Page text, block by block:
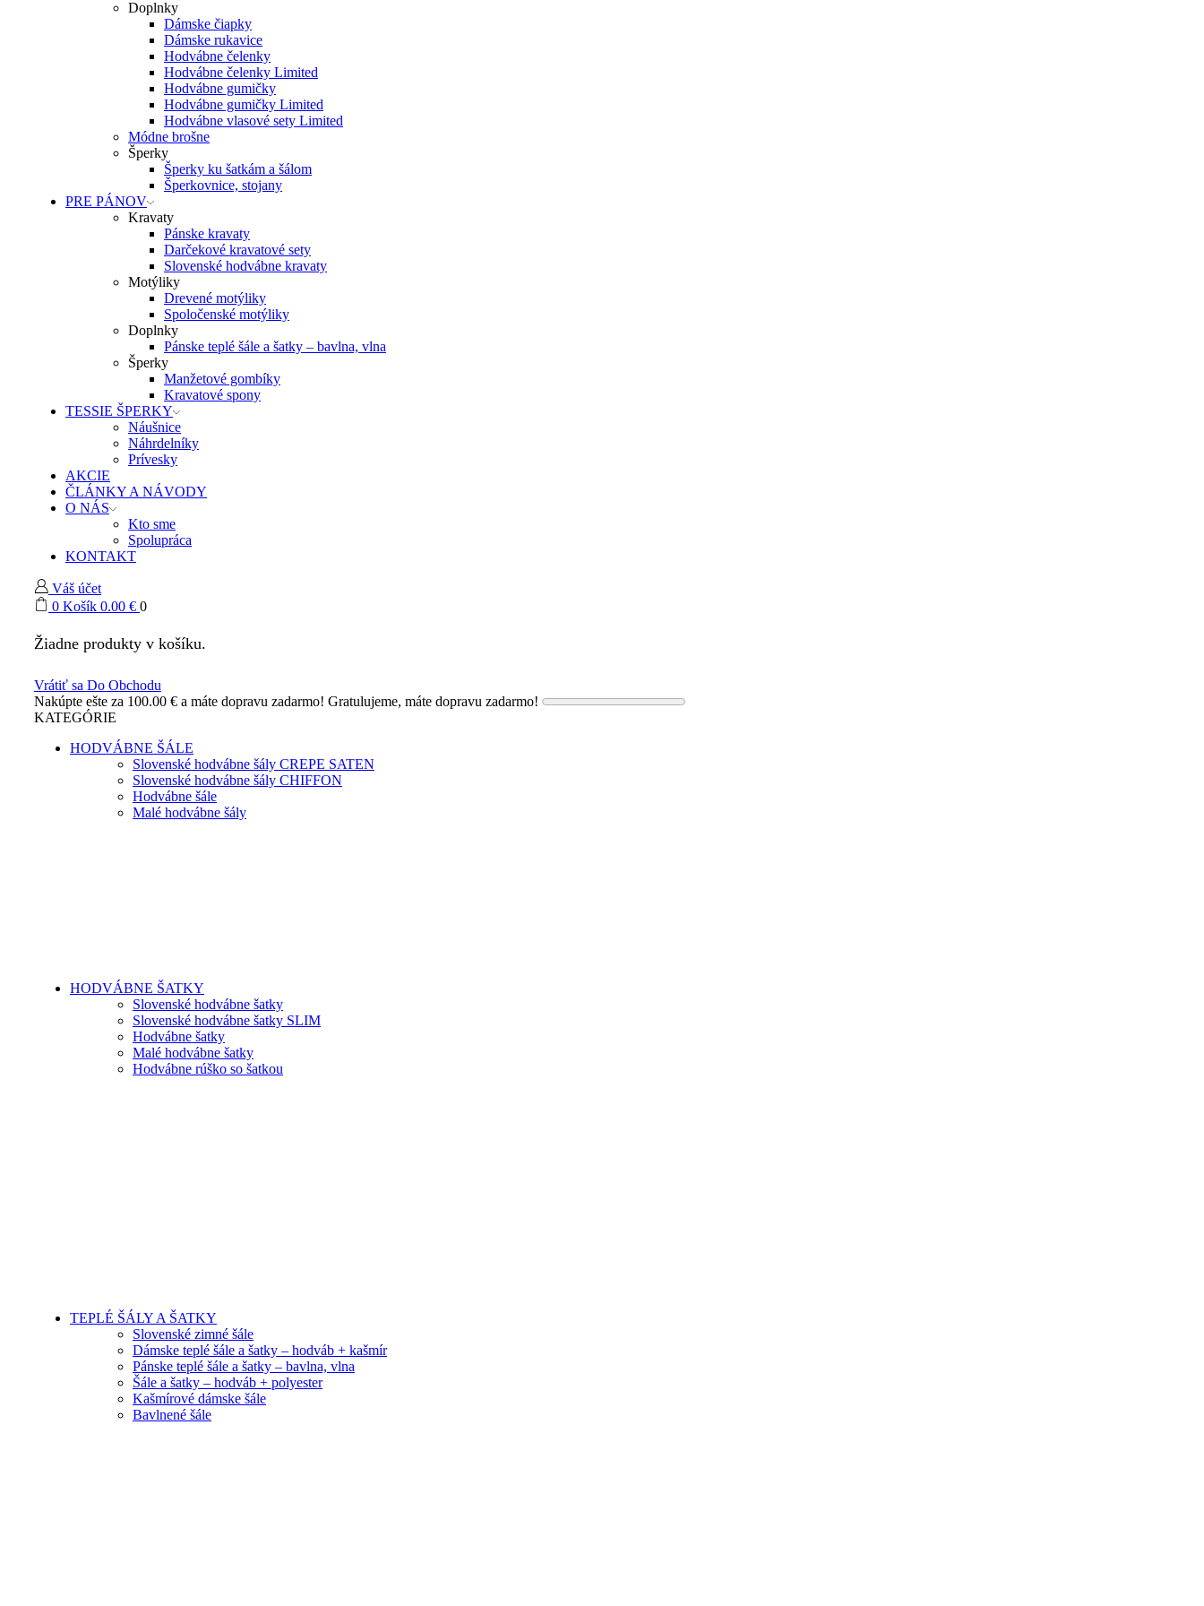
Doplnky
Dámske čiapky
Dámske rukavice
Hodvábne čelenky
Hodvábne čelenky Limited
Hodvábne gumičky
Hodvábne gumičky Limited
Hodvábne vlasové sety Limited
Módne brošne
Šperky
Šperky ku šatkám a šálom
Šperkovnice, stojany
PRE PÁNOV
Kravaty
Pánske kravaty
Darčekové kravatové sety
Slovenské hodvábne kravaty
Motýliky
Drevené motýliky
Spoločenské motýliky
Doplnky
Pánske teplé šále a šatky – bavlna, vlna
Šperky
Manžetové gombíky
Kravatové spony
TESSIE ŠPERKY
Náušnice
Náhrdelníky
Prívesky
AKCIE
ČLÁNKY A NÁVODY
O NÁS
Kto sme
Spolupráca
KONTAKT
Váš účet
0 Košík 0.00 € 0
Žiadne produkty v košíku.
Vrátiť sa Do Obchodu
Nakúpte ešte za 100.00 € a máte dopravu zadarmo! Gratulujeme, máte dopravu zadarmo!
KATEGÓRIE
HODVÁBNE ŠÁLE
Slovenské hodvábne šály CREPE SATEN
Slovenské hodvábne šály CHIFFON
Hodvábne šále
Malé hodvábne šály
HODVÁBNE ŠATKY
Slovenské hodvábne šatky
Slovenské hodvábne šatky SLIM
Hodvábne šatky
Malé hodvábne šatky
Hodvábne rúško so šatkou
TEPLÉ ŠÁLY A ŠATKY
Slovenské zimné šále
Dámske teplé šále a šatky – hodváb + kašmír
Pánske teplé šále a šatky – bavlna, vlna
Šále a šatky – hodváb + polyester
Kašmírové dámske šále
Bavlnené šále